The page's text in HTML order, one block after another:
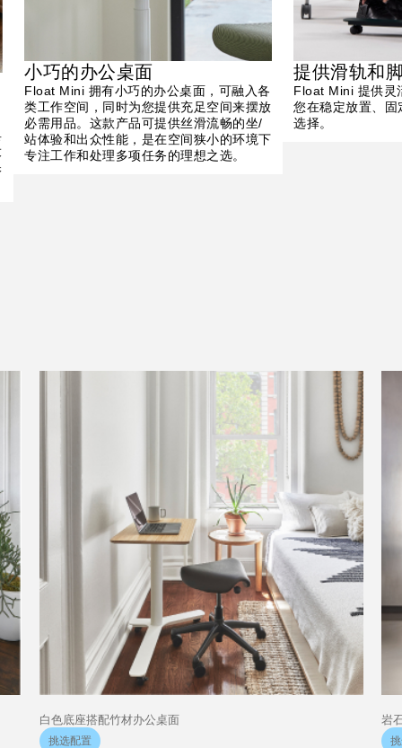
小巧的办公桌面
Float Mini 拥有小巧的办公桌面，可融入各
类工作空间，同时为您提供充足空间来摆放
必需用品。这款产品可提供丝滑流畅的坐/
站体验和出众性能，是在空间狭小的环境下
专注工作和处理多项任务的理想之选。
提供滑轨和
Float Mini 提供灵
您在稳定放置、
选择。
白色底座搭配竹材办公桌面
挑选配置
岩